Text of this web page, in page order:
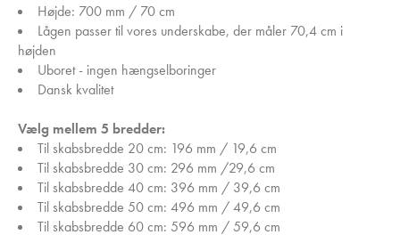
Højde: 700 mm / 70 cm
Lågen passer til vores underskabe, der måler 70,4 cm i
højden
Uboret - ingen hængselboringer
Dansk kvalitet
Vælg mellem 5 bredder:
Til skabsbredde 20 cm: 196 mm / 19,6 cm
Til skabsbredde 30 cm: 296 mm /29,6 cm
Til skabsbredde 40 cm: 396 mm / 39,6 cm
Til skabsbredde 50 cm: 496 mm / 49,6 cm
Til skabsbredde 60 cm: 596 mm / 59,6 cm